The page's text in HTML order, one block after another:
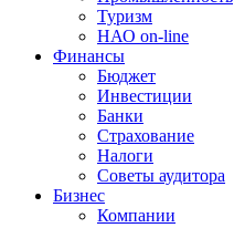
Туризм
НАО on-line
Финансы
Бюджет
Инвестиции
Банки
Страхование
Налоги
Советы аудитора
Бизнес
Компании